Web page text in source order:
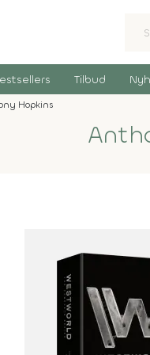
Tilbud
Hopkins